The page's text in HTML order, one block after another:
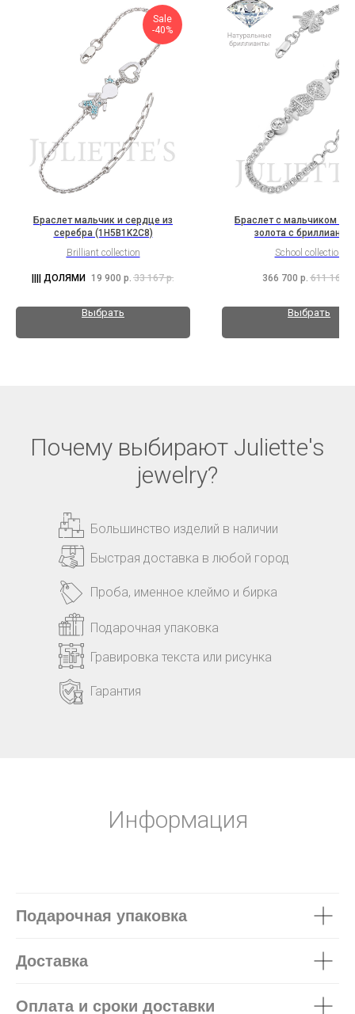
Sale
-40%
Браслет мальчик и сердце из
серебра (1H5B1K2C8)
Brilliant collection
19 900 р. 33 167 р.
Выбрать
Браслет с мальчиком из
золота с
School collection
366 700 р. 611 167
Выбрать
Почему выбирают Juliette's
jewelry?
Большинство изделий в наличии
Быстрая доставка в любой город
Подарочная упаковка
Гравировка текста или рисунка
Проба, именное клеймо и бирка
Гарантия
Информация
Подарочная упаковка
Доставка
Оплата и сроки доставки